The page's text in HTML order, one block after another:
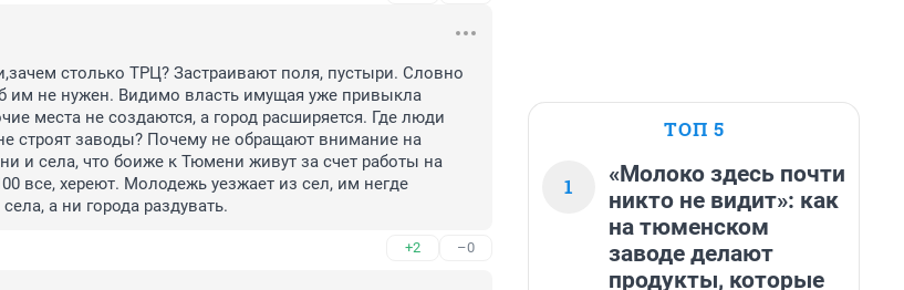
столько ТРЦ? Застраивают поля, пустыри. Словно
им не нужен. Видимо власть имущая уже привыкла
места не создаются, а город расширяется. Где люди
строят заводы? Почему не обращают внимание на
и села, что боиже к Тюмени живут за счет работы на
все, хереют. Молодежь уезжает из сел, им негде
а ни города раздувать.
+2 –0
ТОП 5
1
«Молоко здесь почти
никто не видит»: как
на тюменском
заводе делают
продукты, которые